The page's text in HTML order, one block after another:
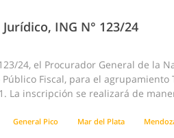
ING N° 123/24
24, el Procurador General de la
Fiscal, para el agrupamiento
La inscripción se realizará de
General Pico Mar del Plata